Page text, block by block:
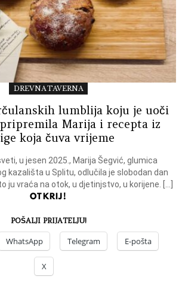
DREVNA TAVERNA
lumblija koju je uoči
Marija i recepta iz
koja čuva vrijeme
u jesen 2025., Marija Šegvić, glumica
kazališta u Splitu, odlučila je slobodan dan
ju vraća na otok, u djetinjstvo, u korijene. […]
OTKRIJ!
POŠALJI PRIJATELJU!
WhatsApp Telegram E-pošta
X